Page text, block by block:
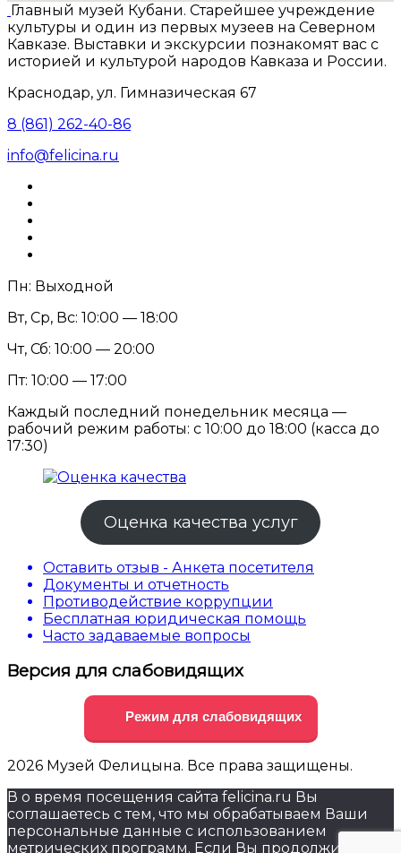
Главный музей Кубани. Старейшее учреждение
культуры и один из первых музеев на Северном
Кавказе. Выставки и экскурсии познакомят вас с
историей и культурой народов Кавказа и России.
Краснодар, ул. Гимназическая 67
8 (861) 262-40-86
info@felicina.ru
Пн: Выходной
Вт, Ср, Вс: 10:00 — 18:00
Чт, Сб: 10:00 — 20:00
Пт: 10:00 — 17:00
Каждый последний понедельник месяца —
рабочий режим работы: с 10:00 до 18:00 (касса до
17:30)
Оценка качества услуг
Оставить отзыв - Анкета посетителя
Документы и отчетность
Противодействие коррупции
Бесплатная юридическая помощь
Часто задаваемые вопросы
Версия для слабовидящих
Режим для слабовидящих
2026 Музей Фелицына. Все права защищены.
В о время посещения сайта felicina.ru Вы
соглашаетесь с тем, что мы обрабатываем Ваши
персональные данные с использованием
метрических программ. Если Вы продолжите